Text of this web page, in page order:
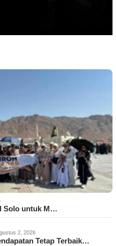
Solo untuk M…
2, 2026
Tetap Terbaik…